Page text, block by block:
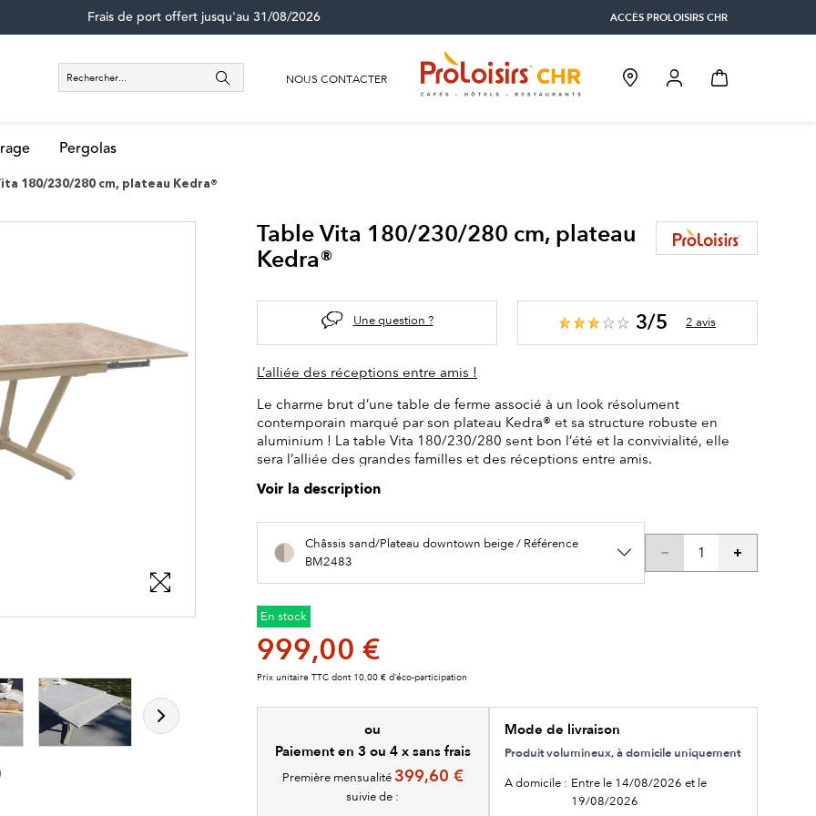
ACCÈS PROLOISIRS CHR
Frais de port offert jusqu'au 31/08/2026
NOUS CONTACTER
Pergolas
180/230/280 cm, plateau Kedra®
Table Vita 180/230/280 cm, plateau
Kedra®
Une question ? 3/5 2 avis
L’alliée des réceptions entre amis !
Le charme brut d’une table de ferme associé à un look résolument
contemporain marqué par son plateau Kedra® et sa structure robuste en
aluminium ! La table Vita 180/230/280 sent bon l’été et la convivialité, elle
sera l’alliée des grandes familles et des réceptions entre amis.
Voir la description
Châssis sand/Plateau downtown beige / Référence
BM2483
En stock
999,00 €
Prix unitaire TTC dont 10,00 € d’éco-participation
ou
Paiement en 3 ou 4 x sans frais
Première mensualité 399,60 €
suivie de :
Mode de livraison
Produit volumineux, à domicile uniquement
A domicile : Entre le 14/08/2026 et le
19/08/2026